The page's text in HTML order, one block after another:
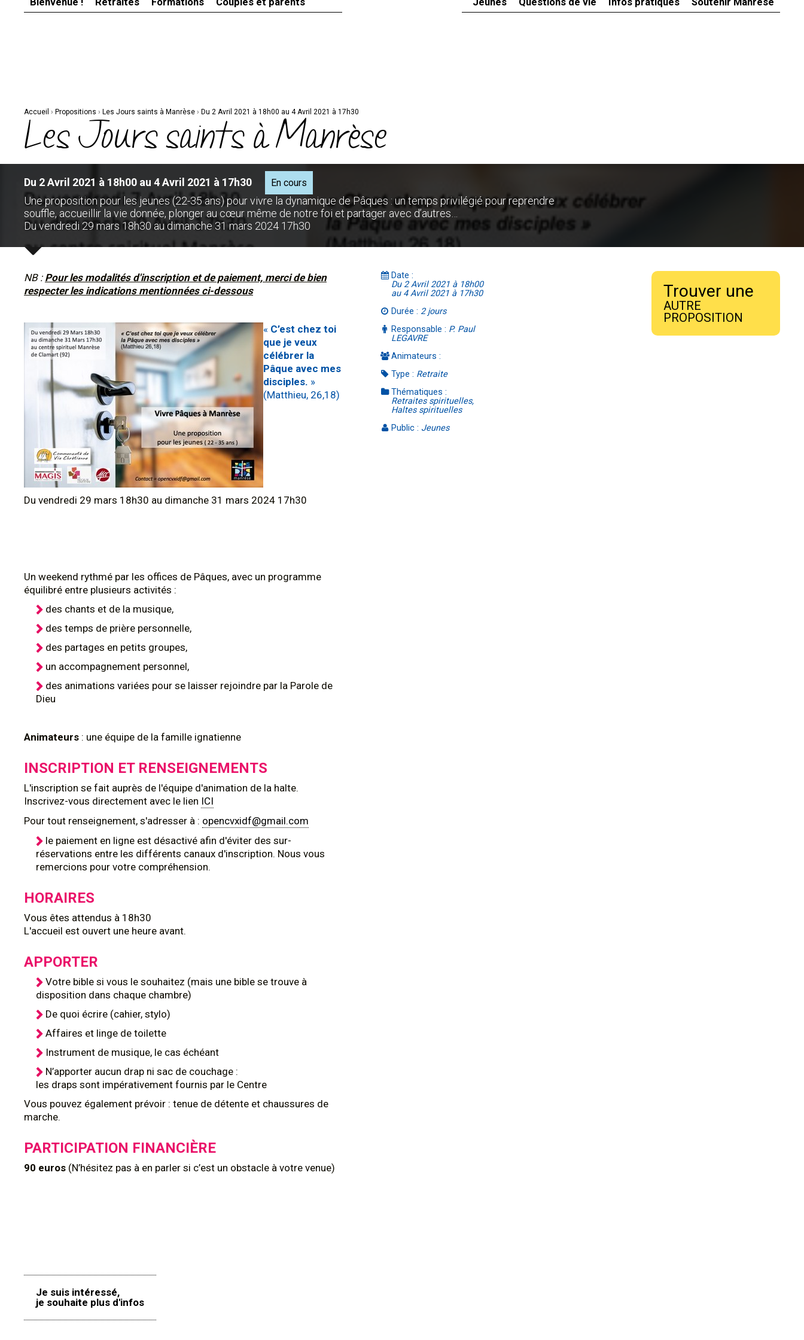
Accueil › Propositions › Les Jours saints à Manrèse › Du 2 Avril 2021 à 18h00 au 4 Avril 2021 à 17h30
Les Jours saints à Manrèse
Du 2 Avril 2021 à 18h00 au 4 Avril 2021 à 17h30 En cours
Une proposition pour les jeunes (22-35 ans) pour vivre la dynamique de Pâques : un temps privilégié pour reprendre
souffle, accueillir la vie donnée, plonger au cœur même de notre foi et partager avec d’autres…
Du vendredi 29 mars 18h30 au dimanche 31 mars 2024 17h30
NB : Pour les modalités d'inscription et de paiement, merci de bien
respecter les indications mentionnées ci-dessous
« C’est chez toi
que je veux
célébrer la
Pâque avec mes
disciples. »
(Matthieu, 26,18)
Du vendredi 29 mars 18h30 au dimanche 31 mars 2024 17h30
Un weekend rythmé par les offices de Pâques, avec un programme
équilibré entre plusieurs activités :
des chants et de la musique,
des temps de prière personnelle,
des partages en petits groupes,
un accompagnement personnel,
des animations variées pour se laisser rejoindre par la Parole de
Dieu
Animateurs : une équipe de la famille ignatienne
INSCRIPTION ET RENSEIGNEMENTS
L'inscription se fait auprès de l'équipe d'animation de la halte.
Inscrivez-vous directement avec le lien ICI
Pour tout renseignement, s'adresser à : opencvxidf@gmail.com
le paiement en ligne est désactivé afin d'éviter des sur-
réservations entre les différents canaux d'inscription. Nous vous
remercions pour votre compréhension.
HORAIRES
Vous êtes attendus à 18h30
L'accueil est ouvert une heure avant.
APPORTER
Votre bible si vous le souhaitez (mais une bible se trouve à
disposition dans chaque chambre)
De quoi écrire (cahier, stylo)
Affaires et linge de toilette
Instrument de musique, le cas échéant
N’apporter aucun drap ni sac de couchage :
les draps sont impérativement fournis par le Centre
Vous pouvez également prévoir : tenue de détente et chaussures de
marche.
PARTICIPATION FINANCIÈRE
90 euros (N’hésitez pas à en parler si c’est un obstacle à votre venue)
Je suis intéressé,
je souhaite plus d'infos
Date :
Du 2 Avril 2021 à 18h00
au 4 Avril 2021 à 17h30
Durée : 2 jours
Responsable : P. Paul
LEGAVRE
Animateurs :
Type : Retraite
Thématiques :
Retraites spirituelles,
Haltes spirituelles
Public : Jeunes
Trouver une
AUTRE
PROPOSITION